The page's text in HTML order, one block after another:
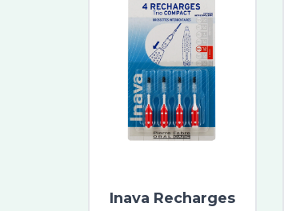
Inava Recharges